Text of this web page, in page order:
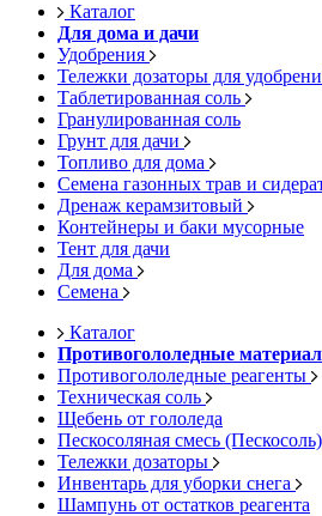
Каталог
Для дома и дачи
Удобрения
Тележки дозаторы для
Таблетированная соль
Гранулированная соль
Грунт для дачи
Топливо для дома
Семена газонных трав и
Дренаж керамзитовый
Контейнеры и баки мусорные
Тент для дачи
Для дома
Семена
Каталог
Противогололедные
Противогололедные реагенты
Техническая соль
Щебень от гололеда
Пескосоляная смесь (Пескосоль)
Тележки дозаторы
Инвентарь для уборки снега
Шампунь от остатков реагента